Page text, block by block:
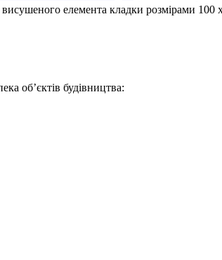
висушеного елемента кладки розмірами
об’єктів будівництва: